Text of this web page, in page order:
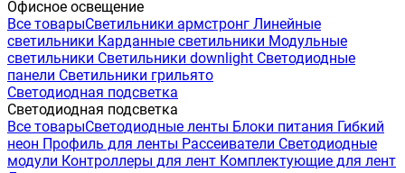
Офисное освещение
Все товарыСветильники армстронг Линейные
светильники Карданные светильники Модульные
светильники Светильники downlight Светодиодные
панели Светильники грильято
Светодиодная подсветка
Светодиодная подсветка
Все товарыСветодиодные ленты Блоки питания Гибкий
неон Профиль для ленты Рассеиватели Светодиодные
модули Контроллеры для лент Комплектующие для лент